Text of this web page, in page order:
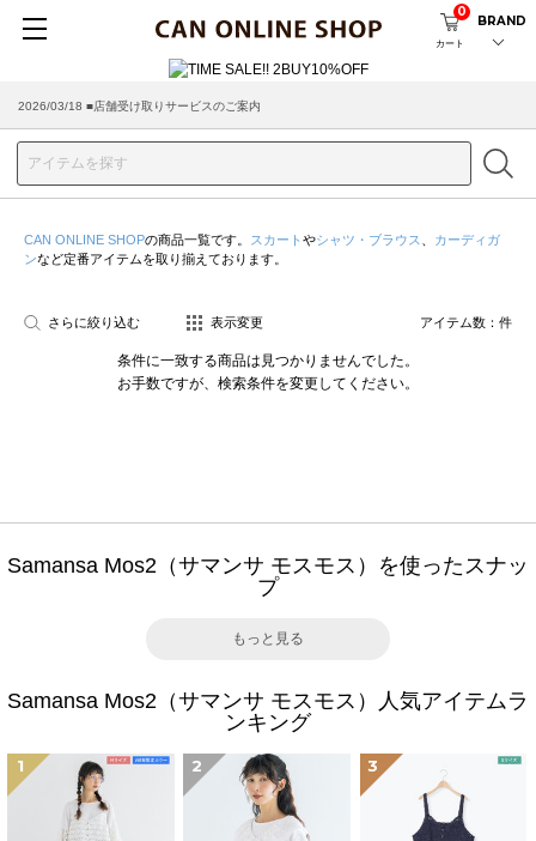
カート
0
BRAND
2026/03/18 ■店舗受け取りサービスのご案内
CAN ONLINE SHOPの商品一覧です。 スカート やシャツ・ブラウス
カーディガ
ンなど定番アイテムを取り揃えております。
さらに絞り込む 表示変更 アイテム数： 件
条件に一致する商品は見つかりませんでした。
お手数ですが、検索条件を変更してください。
Samansa Mos2（サマンサ モスモス）を使ったスナッ
プ
もっと見る
Samansa Mos2（サマンサ モスモス）人気アイテムラ
ンキング
1 2 3